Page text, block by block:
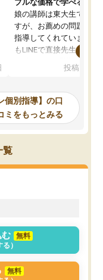
ブルな価格で学べる
娘の講師は東大生では無
すが、お薦めの問題集や
指導してくれています。
もLINEで直接先生に質問
めれるので、個人に合
いなのがあり(有料)、受
ことをどんなスケジュー
くか相談したのですが、
ち期待したものではなく
くなってきたようなので
投稿日：
個別指導】の口
ミをもっとみる
覧
む
無料
）
無料